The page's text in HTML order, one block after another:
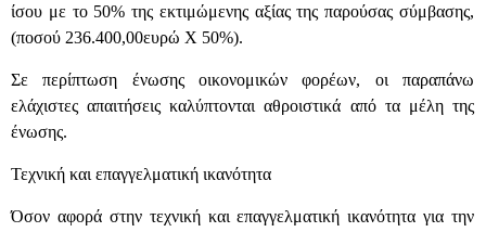
ίσου με το 50% της εκτιμώμενης αξίας της παρούσας σύμβασης,
(ποσού 236.400,00ευρώ Χ 50%).
Σε περίπτωση ένωσης οικονομικών φορέων, οι παραπάνω
ελάχιστες απαιτήσεις καλύπτονται αθροιστικά από τα μέλη της
ένωσης.
Τεχνική και επαγγελματική ικανότητα
Όσον αφορά στην τεχνική και επαγγελματική ικανότητα για την